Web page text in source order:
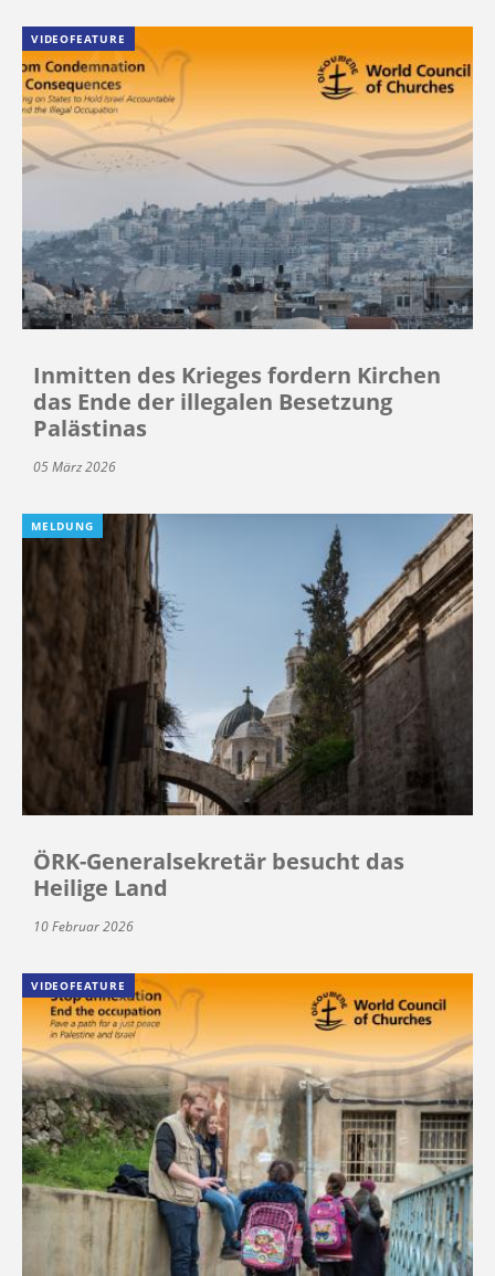
VIDEOFEATURE
Inmitten des Krieges fordern Kirchen
das Ende der illegalen Besetzung
Palästinas
05 März 2026
MELDUNG
ÖRK-Generalsekretär besucht das
Heilige Land
10 Februar 2026
VIDEOFEATURE